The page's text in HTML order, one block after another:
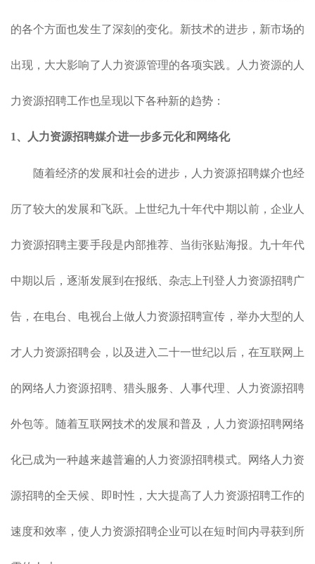
的各个方面也发生了深刻的变化。新技术的进步，新市场的
出现，大大影响了人力资源管理的各项实践。人力资源的人
力资源招聘工作也呈现以下各种新的趋势：
1、 人力资源招聘媒介进一步多元化和网络化
随着经济的发展和社会的进步，人力资源招聘媒介也经
历了较大的发展和飞跃。上世纪九十年代中期以前，企业人
力资源招聘主要手段是内部推荐、当街张贴海报。九十年代
中期以后，逐渐发展到在报纸、杂志上刊登人力资源招聘广
告，在电台、电视台上做人力资源招聘宣传，举办大型的人
才人力资源招聘会，以及进入二十一世纪以后，在互联网上
的网络人力资源招聘、猎头服务、人事代理、人力资源招聘
外包等。随着互联网技术的发展和普及，人力资源招聘网络
化已成为一种越来越普遍的人力资源招聘模式。网络人力资
源招聘的全天候、即时性，大大提高了人力资源招聘工作的
速度和效率，使人力资源招聘企业可以在短时间内寻获到所